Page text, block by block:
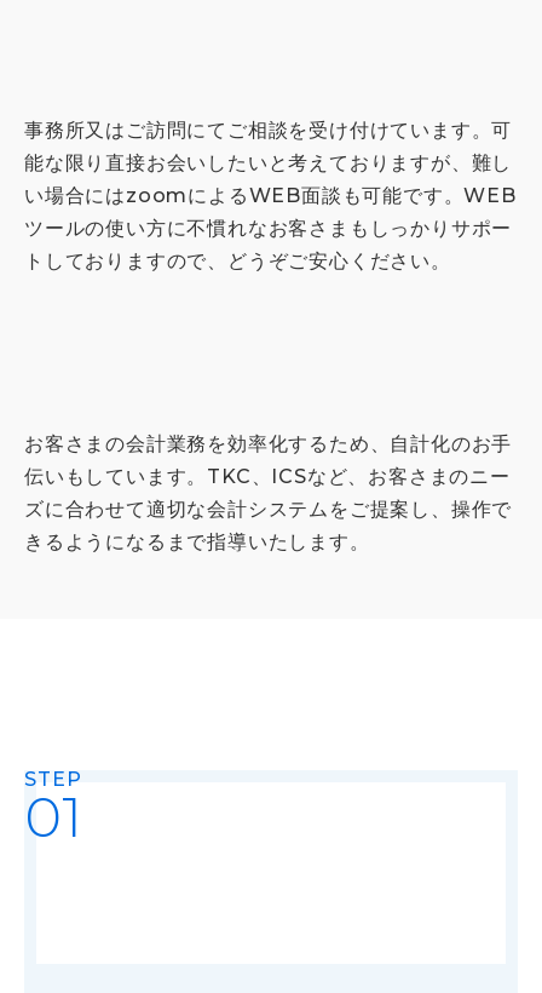
事務所又はご訪問にてご相談を受け付けています。可
能な限り直接お会いしたいと考えておりますが、難し
い場合にはzoomによるWEB面談も可能です。WEB
ツールの使い方に不慣れなお客さまもしっかりサポー
トしておりますので、どうぞご安心ください。
お客さまの会計業務を効率化するため、自計化のお手
伝いもしています。TKC、ICSなど、お客さまのニー
ズに合わせて適切な会計システムをご提案し、操作で
きるようになるまで指導いたします。
STEP
01